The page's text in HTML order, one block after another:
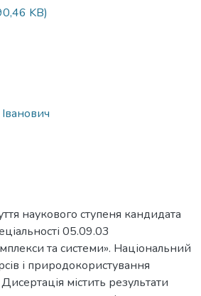
KB)
наукового ступеня кандидата
05.09.03
та системи». Національний
і природокористування
містить результати